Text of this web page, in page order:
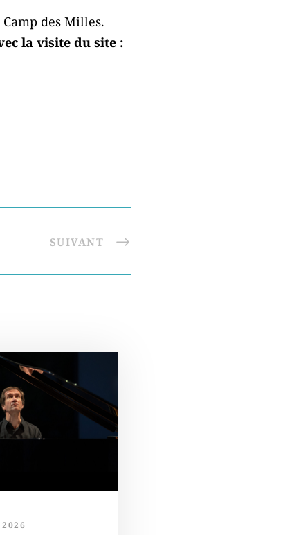
des Milles.
la visite du site :
SUIVANT